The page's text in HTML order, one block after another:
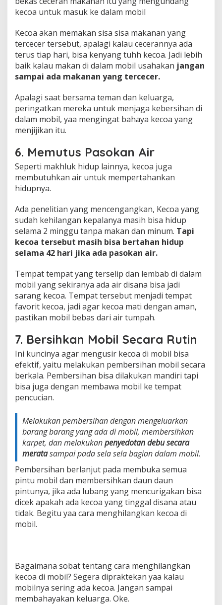
kecoa untuk masuk ke dalam mobil
Kecoa akan memakan sisa sisa makanan yang
tercecer tersebut, apalagi kalau cecerannya ada
terus tiap hari, bisa kenyang tuhh kecoa. Jadi lebih
baik kalau makan di dalam mobil usahakan jangan
sampai ada makanan yang tercecer.
Apalagi saat bersama teman dan keluarga,
peringatkan mereka untuk menjaga kebersihan di
dalam mobil, yaa mengingat bahaya kecoa yang
menjijikan itu.
6. Memutus Pasokan Air
Seperti makhluk hidup lainnya, kecoa juga
membutuhkan air untuk mempertahankan
hidupnya.
Ada penelitian yang mencengangkan, Kecoa yang
sudah kehilangan kepalanya masih bisa hidup
selama 2 minggu tanpa makan dan minum. Tapi
kecoa tersebut masih bisa bertahan hidup
selama 42 hari jika ada pasokan air.
Tempat tempat yang terselip dan lembab di dalam
mobil yang sekiranya ada air disana bisa jadi
sarang kecoa. Tempat tersebut menjadi tempat
favorit kecoa, jadi agar kecoa mati dengan aman,
pastikan mobil bebas dari air tumpah.
7. Bersihkan Mobil Secara Rutin
Ini kuncinya agar mengusir kecoa di mobil bisa
efektif, yaitu melakukan pembersihan mobil secara
berkala. Pembersihan bisa dilakukan mandiri tapi
bisa juga dengan membawa mobil ke tempat
pencucian.
Melakukan pembersihan dengan mengeluarkan
barang barang yang ada di mobil, membersihkan
karpet, dan melakukanpenyedotan debu secara
meratasampai pada sela sela bagian dalam mobil.
Pembersihan berlanjut pada membuka semua
pintu mobil dan membersihkan daun daun
pintunya, jika ada lubang yang mencurigakan bisa
dicek apakah ada kecoa yang tinggal disana atau
tidak. Begitu yaa cara menghilangkan kecoa di
mobil.
Bagaimana sobat tentang cara menghilangkan
kecoa di mobil? Segera dipraktekan yaa kalau
mobilnya sering ada kecoa. Jangan sampai
membahayakan keluarga. Oke.